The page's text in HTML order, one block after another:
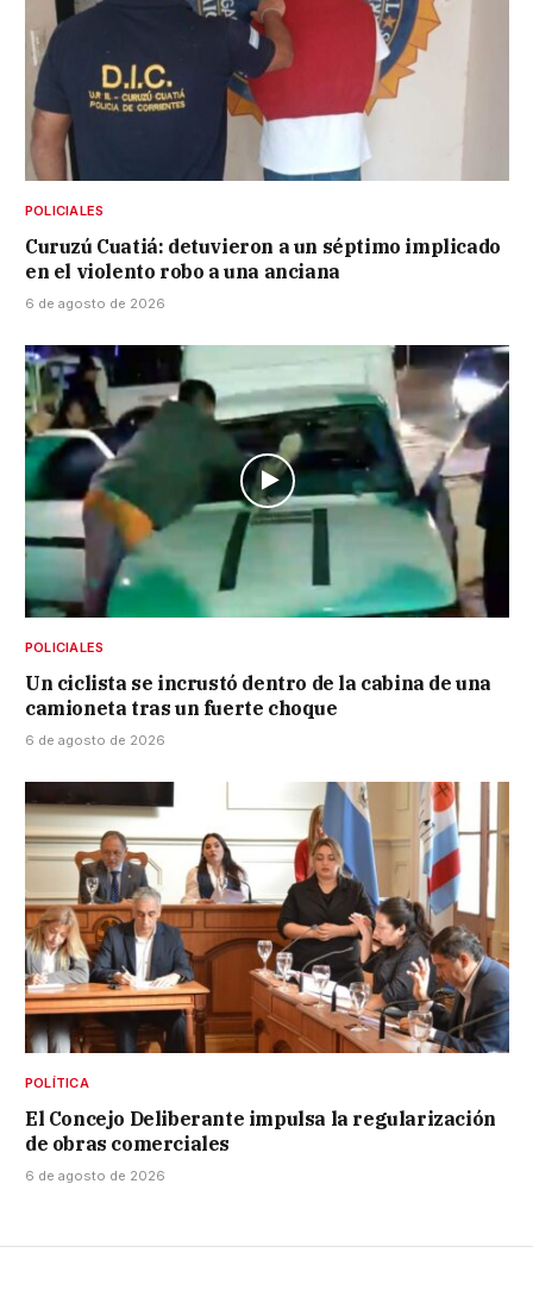
POLICIALES
Curuzú Cuatiá: detuvieron a un séptimo implicado
en el violento robo a una anciana
6 de agosto de 2026
POLICIALES
Un ciclista se incrustó dentro de la cabina de una
camioneta tras un fuerte choque
6 de agosto de 2026
POLÍTICA
El Concejo Deliberante impulsa la regularización
de obras comerciales
6 de agosto de 2026